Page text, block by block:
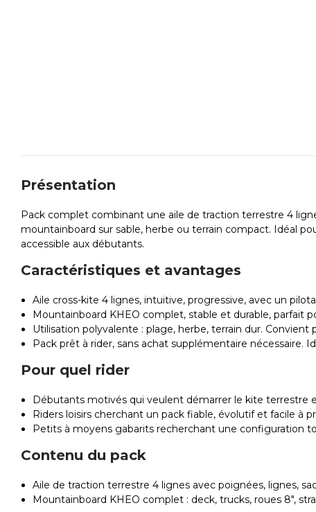
Présentation
Pack complet combinant une aile de traction terrestre 4
mountainboard sur sable, herbe ou terrain compact. Idéal
accessible aux débutants.
Caractéristiques et avantages
Aile cross-kite 4 lignes, intuitive, progressive, avec un
Mountainboard KHEO complet, stable et durable, parfait
Utilisation polyvalente : plage, herbe, terrain dur.
Pack prêt à rider, sans achat supplémentaire nécessaire.
Pour quel rider
Débutants motivés qui veulent démarrer le kite terrestre
Riders loisirs cherchant un pack fiable, évolutif et facile à
Petits à moyens gabarits recherchant une configuration
Contenu du pack
Aile de traction terrestre 4 lignes avec poignées, lignes,
Mountainboard KHEO complet : deck, trucks, roues 8",